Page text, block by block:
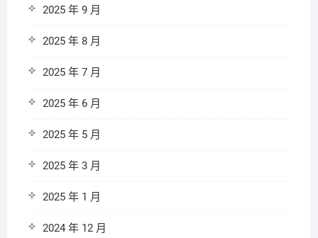
2025 年 9 月
2025 年 8 月
2025 年 7 月
2025 年 6 月
2025 年 5 月
2025 年 3 月
2025 年 1 月
2024 年 12 月